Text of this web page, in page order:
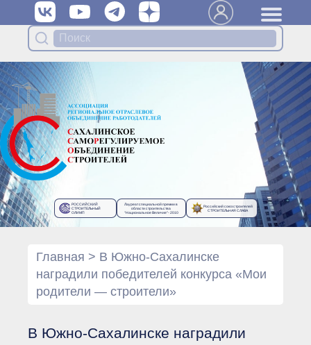
Органы управления Ассоциации
● Общее собрание членов
● Генеральный директор
Специализированные органы
● Контрольный комитет
● Дисциплинарный комитет
● Архив
Протоколы органов управления
органов
документы
РОССИЙСКИЙ
СТРОИТЕЛЬНЫЙ
ОЛИМП
Лауреат специальной премии в
области строительства
“Национальное Величие”- 2010
Российский союз строителей
СТРОИТЕЛЬНАЯ СЛАВА
Главная > В Южно-Сахалинске
наградили победителей конкурса «Мои
родители — строители»
В Южно-Сахалинске наградили